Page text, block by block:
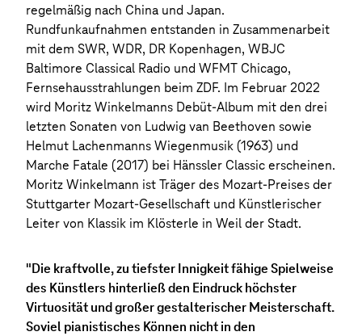
regelmäßig nach China und Japan.
Rundfunkaufnahmen entstanden in Zusammenarbeit
mit dem SWR, WDR, DR Kopenhagen, WBJC
Baltimore Classical Radio und WFMT Chicago,
Fernsehausstrahlungen beim ZDF. Im Februar 2022
wird Moritz Winkelmanns Debüt-Album mit den drei
letzten Sonaten von Ludwig van Beethoven sowie
Helmut Lachenmanns Wiegenmusik (1963) und
Marche Fatale (2017) bei Hänssler Classic erscheinen.
Moritz Winkelmann ist Träger des Mozart-Preises der
Stuttgarter Mozart-Gesellschaft und Künstlerischer
Leiter von Klassik im Klösterle in Weil der Stadt.
"Die kraftvolle, zu tiefster Innigkeit fähige Spielweise
des Künstlers hinterließ den Eindruck höchster
Virtuosität und großer gestalterischer Meisterschaft.
Soviel pianistisches Können nicht in den